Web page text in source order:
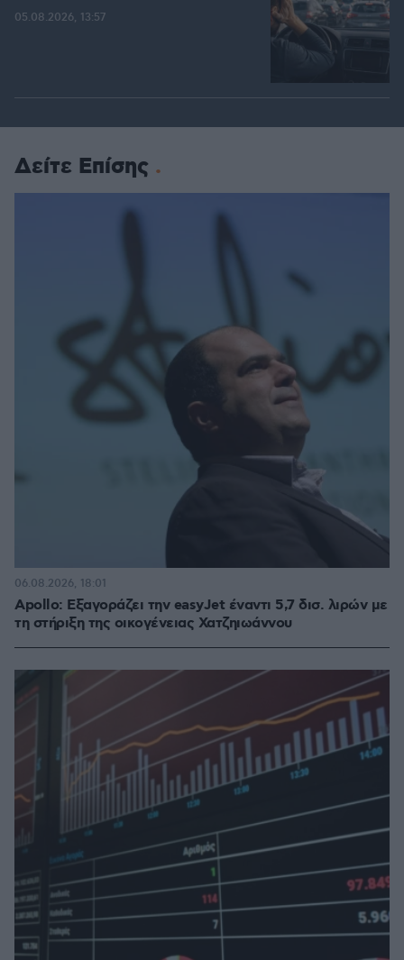
05.08.2026, 13:57
Δείτε Επίσης
Apollo: Εξαγοράζει την easyJet έναντι 5,7 δισ. λιρών με
τη στήριξη της οικογένειας Χατζηιωάννου
06.08.2026, 18:01